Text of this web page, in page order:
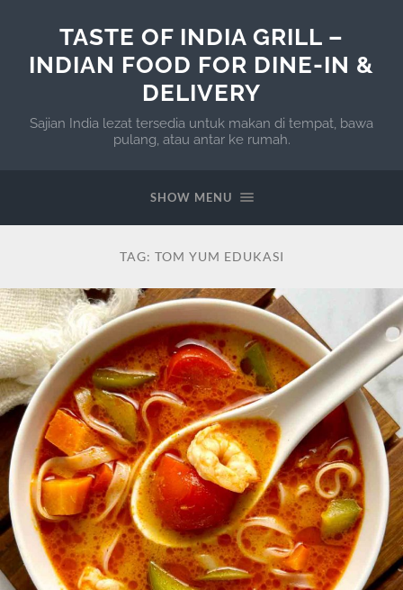
TASTE OF INDIA GRILL –
INDIAN FOOD FOR DINE-IN &
DELIVERY
Sajian India lezat tersedia untuk makan di tempat, bawa
pulang, atau antar ke rumah.
SHOW MENU
TAG: TOM YUM EDUKASI